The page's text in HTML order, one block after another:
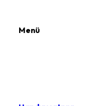
Menü